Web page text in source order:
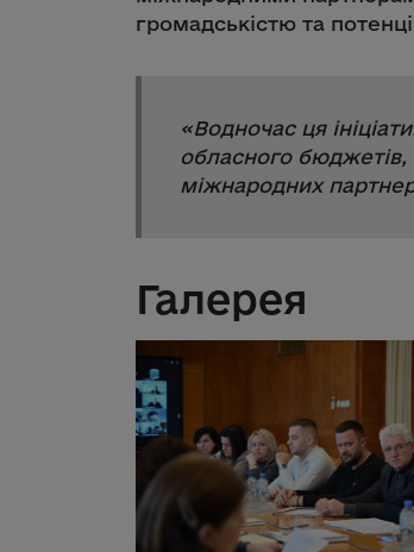
громадськістю та
«Водночас ця
обласного бюджетів,
міжнародних
Галерея